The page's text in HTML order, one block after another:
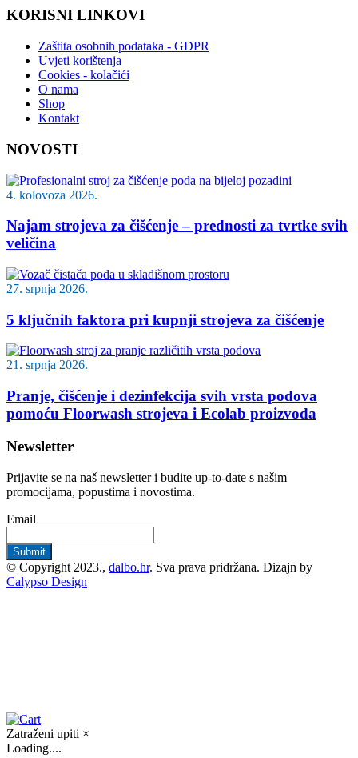
KORISNI LINKOVI
Zaštita osobnih podataka - GDPR
Uvjeti korištenja
Cookies - kolačići
O nama
Shop
Kontakt
NOVOSTI
4. kolovoza 2026.
Najam strojeva za čišćenje – prednosti za tvrtke svih
veličina
27. srpnja 2026.
5 ključnih faktora pri kupnji strojeva za čišćenje
21. srpnja 2026.
Pranje, čišćenje i dezinfekcija svih vrsta podova
pomoću Floorwash strojeva i Ecolab proizvoda
Newsletter
Prijavite se na naš newsletter i budite up-to-date s našim
promocijama, popustima i novostima.
Email
© Copyright 2023., dalbo.hr. Sva prava pridržana. Dizajn by
Calypso Design
Zatraženi upiti ×
Loading....